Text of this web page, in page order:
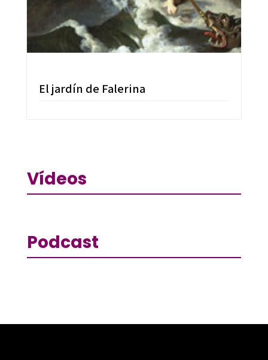
El jardín de Falerina
Vídeos
Podcast